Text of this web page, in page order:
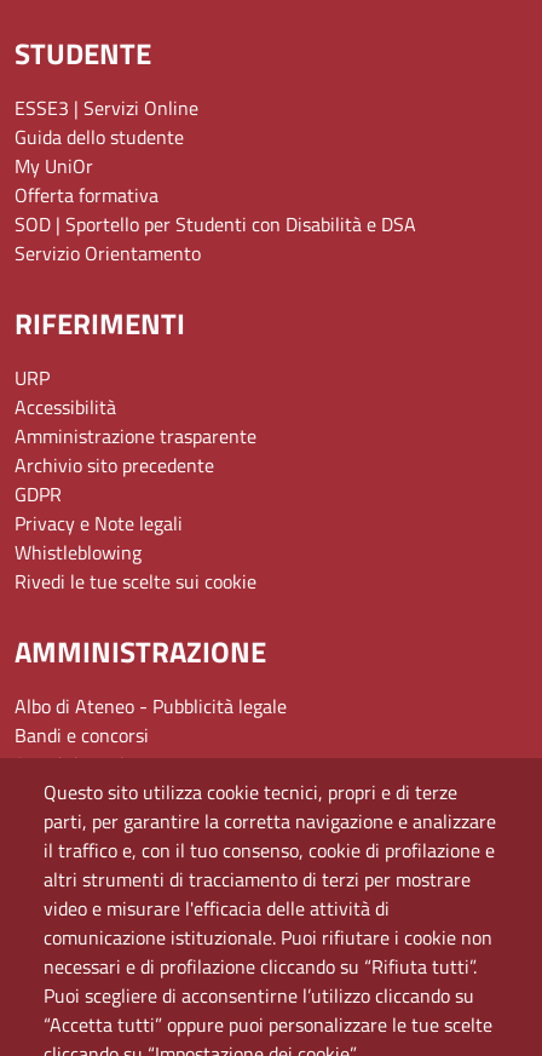
Questo sito utilizza cookie tecnici, propri e di terze
parti, per garantire la corretta navigazione e analizzare
il traffico e, con il tuo consenso, cookie di profilazione e
altri strumenti di tracciamento di terzi per mostrare
video e misurare l'efficacia delle attività di
comunicazione istituzionale. Puoi rifiutare i cookie non
necessari e di profilazione cliccando su “Rifiuta tutti”.
Puoi scegliere di acconsentirne l’utilizzo cliccando su
“Accetta tutti” oppure puoi personalizzare le tue scelte
STUDENTE
ESSE3 | Servizi Online
Guida dello studente
My UniOr
Offerta formativa
SOD | Sportello per Studenti con Disabilità e DSA
Servizio Orientamento
RIFERIMENTI
URP
Accessibilità
Amministrazione trasparente
Archivio sito precedente
GDPR
Privacy e Note legali
Whistleblowing
Rivedi le tue scelte sui cookie
AMMINISTRAZIONE
Albo di Ateneo - Pubblicità legale
Bandi e concorsi
Amministrazione
Assistenza
Domande frequenti (FAQ)
Elenco dei siti tematici
Mappa del sito
PEC
Rete Wi-Fi Eduroam
Servizio Proxy
Guida all’uso del portale